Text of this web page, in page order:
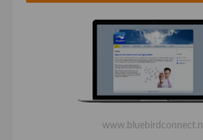
www.bluebirdconnect.nl